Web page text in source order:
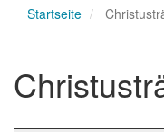
Startseite